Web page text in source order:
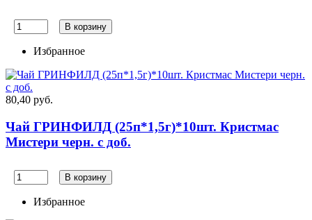
В корзину
Избранное
80,40 руб.
Чай ГРИНФИЛД (25п*1,5г)*10шт. Кристмас
Мистери черн. с доб.
В корзину
Избранное